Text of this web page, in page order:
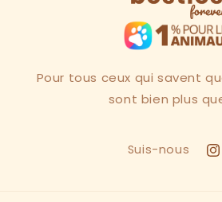
Pour tous ceux qui savent
sont bien plus
Suis-nous